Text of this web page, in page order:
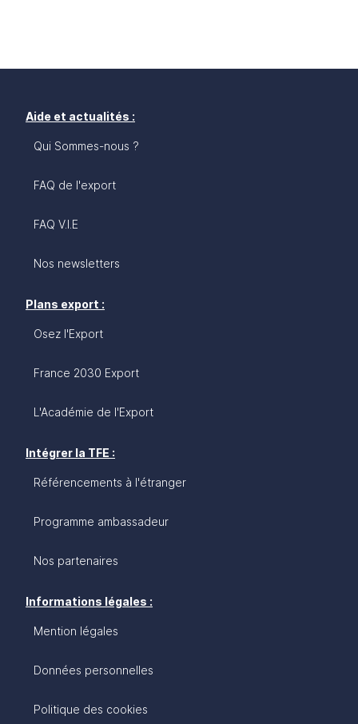
Aide et actualités :
Qui Sommes-nous ?
FAQ de l'export
FAQ V.I.E
Nos newsletters
Plans export :
Osez l'Export
France 2030 Export
L'Académie de l'Export
Intégrer la TFE :
Référencements à l'étranger
Programme ambassadeur
Nos partenaires
Informations légales :
Mention légales
Données personnelles
Politique des cookies